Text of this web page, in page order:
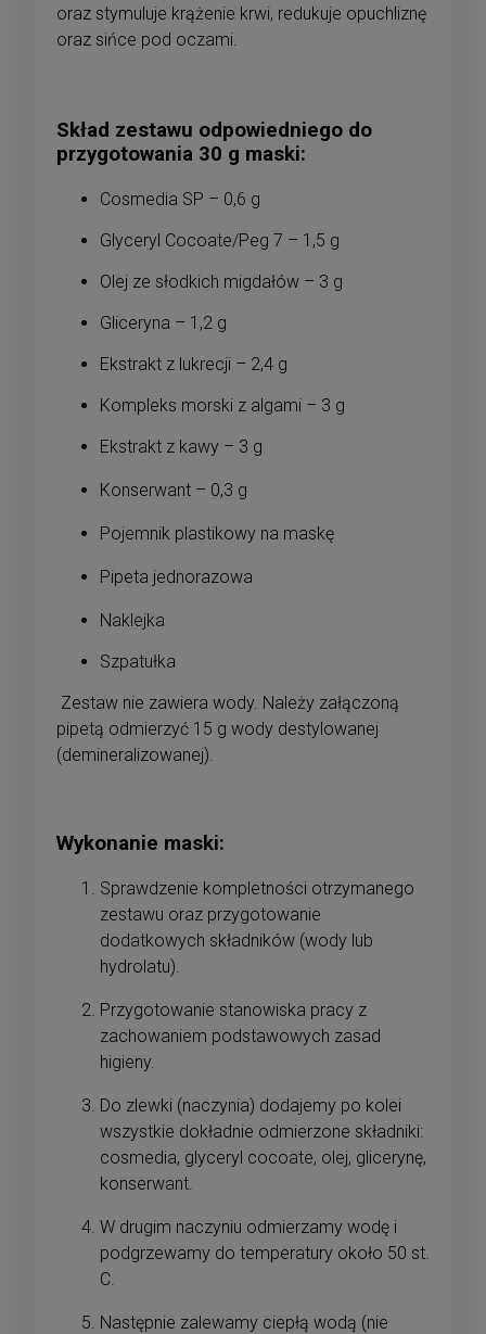
oraz stymuluje krążenie krwi, redukuje opuchliznę
oraz sińce pod oczami.
Skład zestawu odpowiedniego do
przygotowania 30 g maski:
Cosmedia SP – 0,6 g
Glyceryl Cocoate/Peg 7 – 1,5 g
Olej ze słodkich migdałów – 3 g
Gliceryna – 1,2 g
Ekstrakt z lukrecji – 2,4 g
Kompleks morski z algami – 3 g
Ekstrakt z kawy – 3 g
Konserwant – 0,3 g
Pojemnik plastikowy na maskę
Pipeta jednorazowa
Naklejka
Szpatułka
Zestaw nie zawiera wody. Należy załączoną
pipetą odmierzyć 15 g wody destylowanej
(demineralizowanej).
Wykonanie maski:
Sprawdzenie kompletności otrzymanego
zestawu oraz przygotowanie
dodatkowych składników (wody lub
hydrolatu).
Przygotowanie stanowiska pracy z
zachowaniem podstawowych zasad
higieny.
Do zlewki (naczynia) dodajemy po kolei
wszystkie dokładnie odmierzone składniki:
cosmedia, glyceryl cocoate, olej, glicerynę,
konserwant.
W drugim naczyniu odmierzamy wodę i
podgrzewamy do temperatury około 50 st.
C.
Następnie zalewamy ciepłą wodą (nie